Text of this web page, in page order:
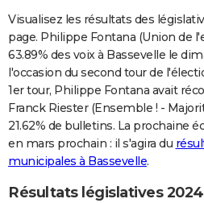
Carte de Noël
Carte Bonne année
Carte Saint-Valentin
Carte Pâques
Carte d'anniversaire
DICTIONNAIRE
Dictionnaire
Biographies
Citations
Expressions
Proverbes
PROGRAMME TV
COPAINS D'AVANT
Service militaire
Avis de recherche
AVIS DE DÉCÈS
Visualisez les résultats des
page. Philippe Fontana (Union de
63.89% des voix à Bassevelle le
l'occasion du second tour de
1er tour, Philippe Fontana avait
Franck Riester (Ensemble ! -
21.62% de bulletins. La prochaine
en mars prochain : il s'agira du
municipales à Bassevelle.
Résultats législatives